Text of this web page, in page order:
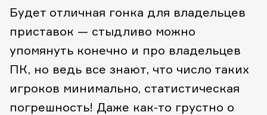
Будет отличная гонка для владельцев
приставок — стыдливо можно
упомянуть конечно и про владельцев
ПК, но ведь все знают, что число таких
игроков минимально, статистическая
погрешность! Даже как-то грустно о